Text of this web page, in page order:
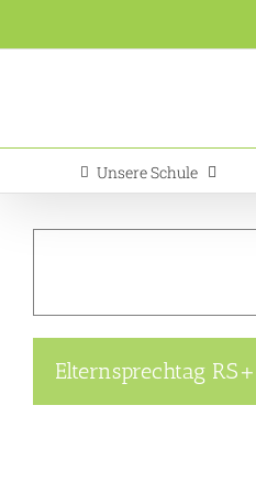
Inhalt
Unsere Schule
Elternsprechtag RS+